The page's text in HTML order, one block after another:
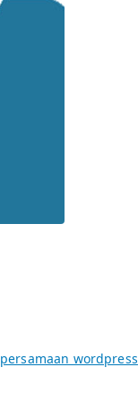
persamaan wordpress